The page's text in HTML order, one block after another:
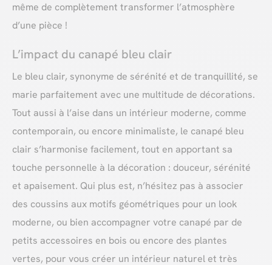
même de complètement transformer l’atmosphère
d’une pièce !
L’impact du canapé bleu clair
Le bleu clair, synonyme de sérénité et de tranquillité, se
marie parfaitement avec une multitude de décorations.
Tout aussi à l’aise dans un intérieur moderne, comme
contemporain, ou encore minimaliste, le canapé bleu
clair s’harmonise facilement, tout en apportant sa
touche personnelle à la décoration : douceur, sérénité
et apaisement. Qui plus est, n’hésitez pas à associer
des coussins aux motifs géométriques pour un look
moderne, ou bien accompagner votre canapé par de
petits accessoires en bois ou encore des plantes
vertes, pour vous créer un intérieur naturel et très